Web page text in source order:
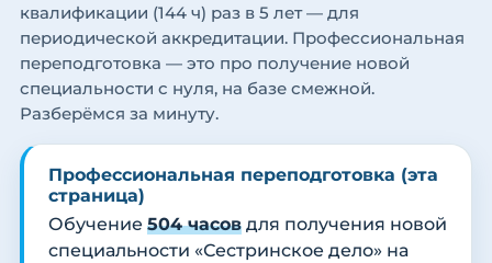
квалификации (144 ч) раз в 5 лет — для
периодической аккредитации. Профессиональная
переподготовка — это про получение новой
специальности с нуля, на базе смежной.
Разберёмся за минуту.
Профессиональная переподготовка (эта
страница)
Обучение 504 часов для получения новой
специальности «Сестринское дело» на